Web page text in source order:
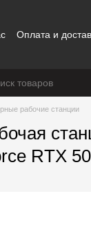
Оплата и
рабочие станции
RTX